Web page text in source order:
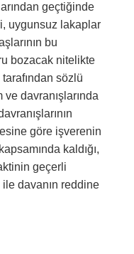
geçtiğinde
uygunsuz lakaplar
bu
bozacak nitelikte
sözlü
ve davranışlarında
göre işverenin
kaldığı,
geçerli
davanın reddine